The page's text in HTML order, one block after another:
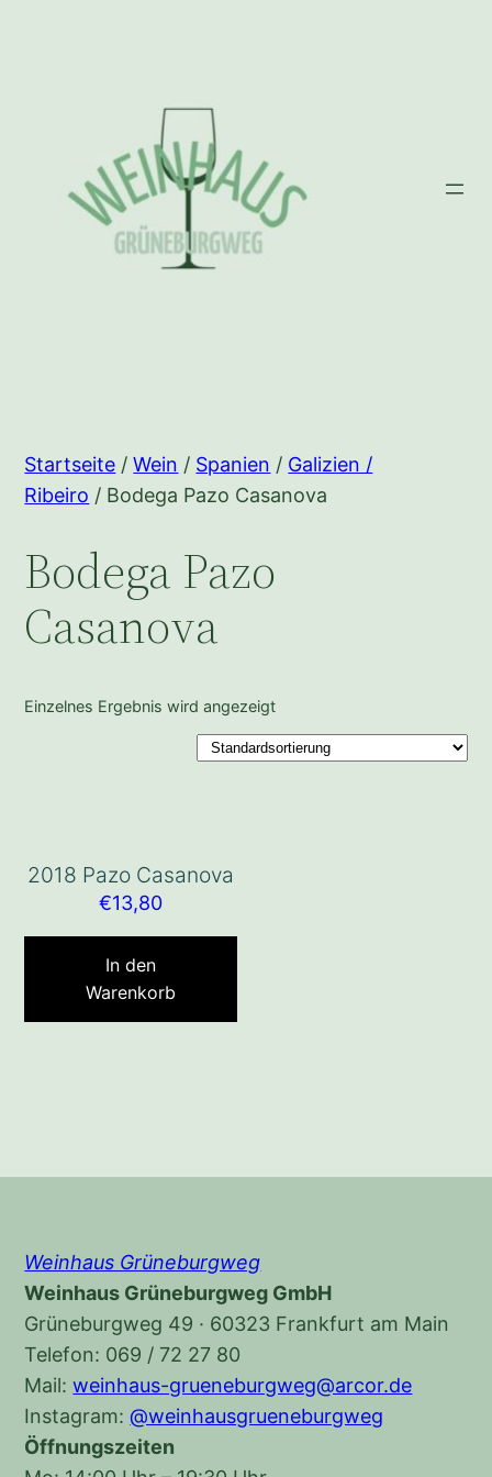
Startseite /Wein / Spanien / Galizien /
Ribeiro / Bodega Pazo Casanova
Bodega Pazo
Casanova
Einzelnes Ergebnis wird angezeigt
2018 Pazo Casanova
€13,80
In den
Warenkorb
Weinhaus Grüneburgweg
Weinhaus Grüneburgweg GmbH
Grüneburgweg 49 · 60323 Frankfurt am Main
Telefon: 069 / 72 27 80
Mail:weinhaus-grueneburgweg@arcor.de
Instagram:@weinhausgrueneburgweg
Öffnungszeiten